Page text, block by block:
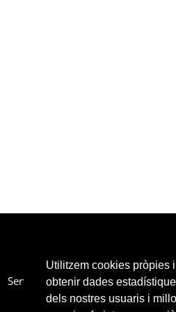
Utilitzem cookies pròpies
obtenir dades
dels nostres usuaris i
Services Collaborateurs Liens